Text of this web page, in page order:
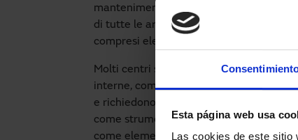
Esta página web usa
Las cookies de este sitio
mantenimento delle risorse e
di tutte le aree dell’ospedale o della
compresi elettricità, illuminazione,
Molti centri sanitari hanno
interne, come le unità di terapia
e richiedono un monitoraggio
come strumenti legati al controllo
come elementi positivi in termini di